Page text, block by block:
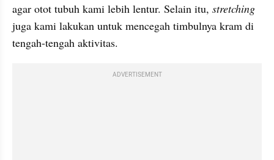
agar otot tubuh kami lebih lentur. Selain itu, stretching
juga kami lakukan untuk mencegah timbulnya kram di
tengah-tengah aktivitas.
ADVERTISEMENT